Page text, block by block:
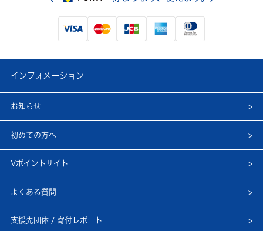
インフォメーション
お知らせ
初めての方へ
Vポイントサイト
よくある質問
支援先団体 / 寄付レポート